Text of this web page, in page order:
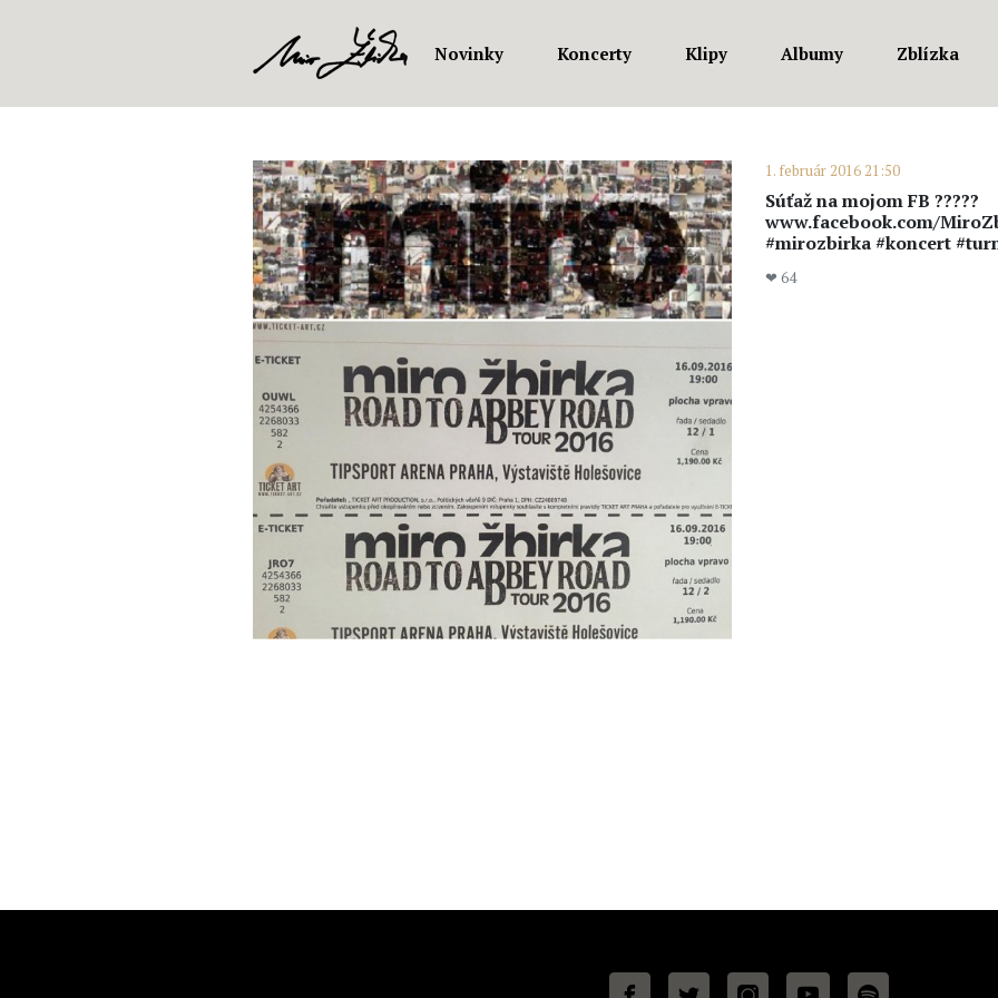
Novinky Koncerty Klipy Albumy Zblízka
1. február 2016 21:50
Súťaž na mojom FB ?????
www.facebook.com/
#mirozbirka #koncert
❤ 64